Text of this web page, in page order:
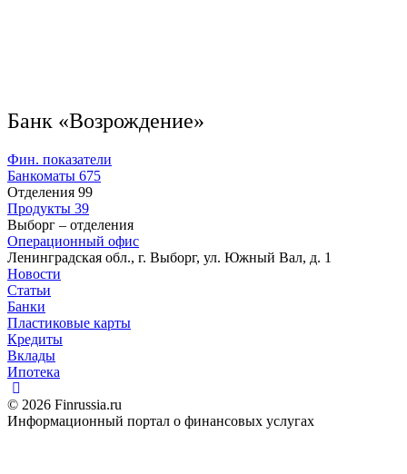
Банк «Возрождение»
Фин. показатели
Банкоматы 675
Отделения 99
Продукты 39
Выборг – отделения
Операционный офис
Ленинградская обл., г. Выборг, ул. Южный Вал, д. 1
Новости
Статьи
Банки
Пластиковые карты
Кредиты
Вклады
Ипотека
© 2026 Finrussia.ru
Информационный портал о финансовых услугах